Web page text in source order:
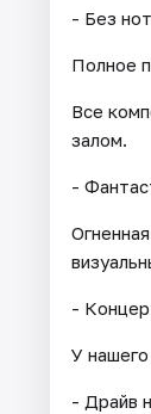
- Без
Полное
Все
залом.
-
-
У
- Драйв